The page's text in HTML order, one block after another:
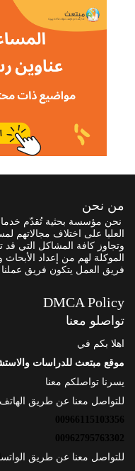
من نحن
نحن مؤسسة بحثية تُقدّم
العليا على اختلاف مجالاتهم
وتجاوز كافة المشاكل التي قد
الموكلة لهم من إعداد الأبحاث
فريق العمل يتكون فريق عملنا
DMCA Policy
تواصلو معنا
اهلا بكم في
موقع مبتعث للدراسات
يسرنا تواصلكم معنا
للتواصل معنا عن طريق الهاتف
00966115103356
00962795763302
للتواصل معنا عن طريق